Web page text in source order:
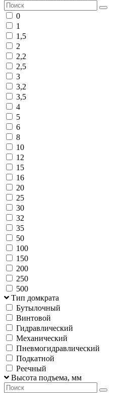
0
1
1,5
2
2,2
2,5
3
3,2
3,5
4
5
6
8
10
12
15
16
20
25
30
32
35
50
100
150
200
250
500
Тип домкрата
Бутылочный
Винтовой
Гидравлический
Механический
Пневмогидравлический
Подкатной
Реечный
Высота подъема, мм